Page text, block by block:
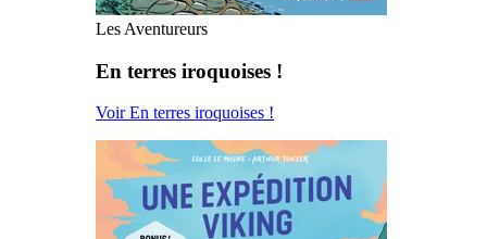
Les Aventureurs
En terres iroquoises !
Voir En terres iroquoises !